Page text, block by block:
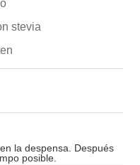
la despensa. Después
posible.